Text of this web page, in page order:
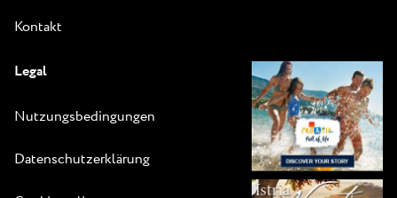
Kontakt
Legal
Nutzungsbedingungen
Datenschutzerklärung